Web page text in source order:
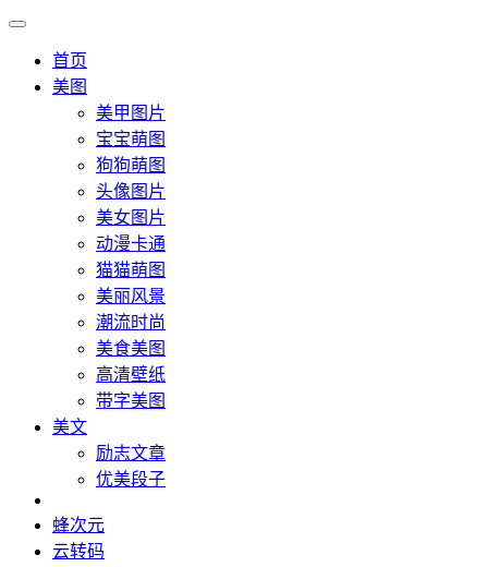
首页
美图
美甲图片
宝宝萌图
狗狗萌图
头像图片
美女图片
动漫卡通
猫猫萌图
美丽风景
潮流时尚
美食美图
高清壁纸
带字美图
美文
励志文章
优美段子
蜂次元
云转码